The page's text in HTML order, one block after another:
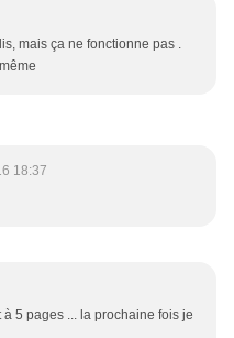
mais ça ne fonctionne pas .
18:37
5 pages ... la prochaine fois je